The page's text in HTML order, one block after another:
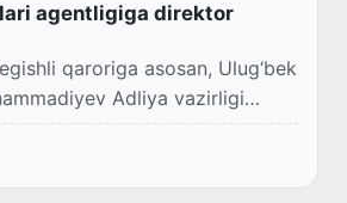
agentligiga direktor
qaroriga asosan, Ulug‘bek
Adliya vazirligi
xizmatlari agentligi direktori